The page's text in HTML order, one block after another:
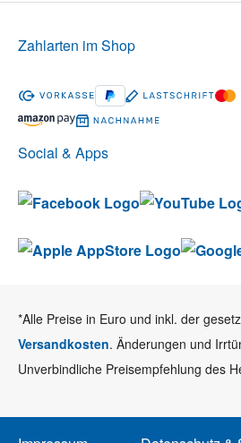
Social & Apps
Zahlarten im Shop
*Alle Preise in Euro und inkl. der
Versandkosten. Änderungen und
Unverbindliche Preisempfehlung des